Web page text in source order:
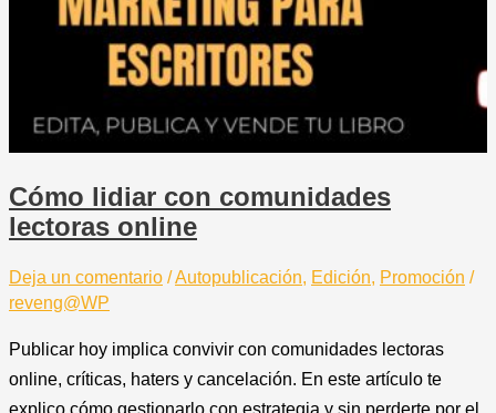
Cómo lidiar con comunidades
lectoras online
Deja un comentario /Autopublicación, Edición, Promoción /
reveng@WP
Publicar hoy implica convivir con comunidades lectoras
online, críticas, haters y cancelación. En este artículo te
explico cómo gestionarlo con estrategia y sin perderte por el